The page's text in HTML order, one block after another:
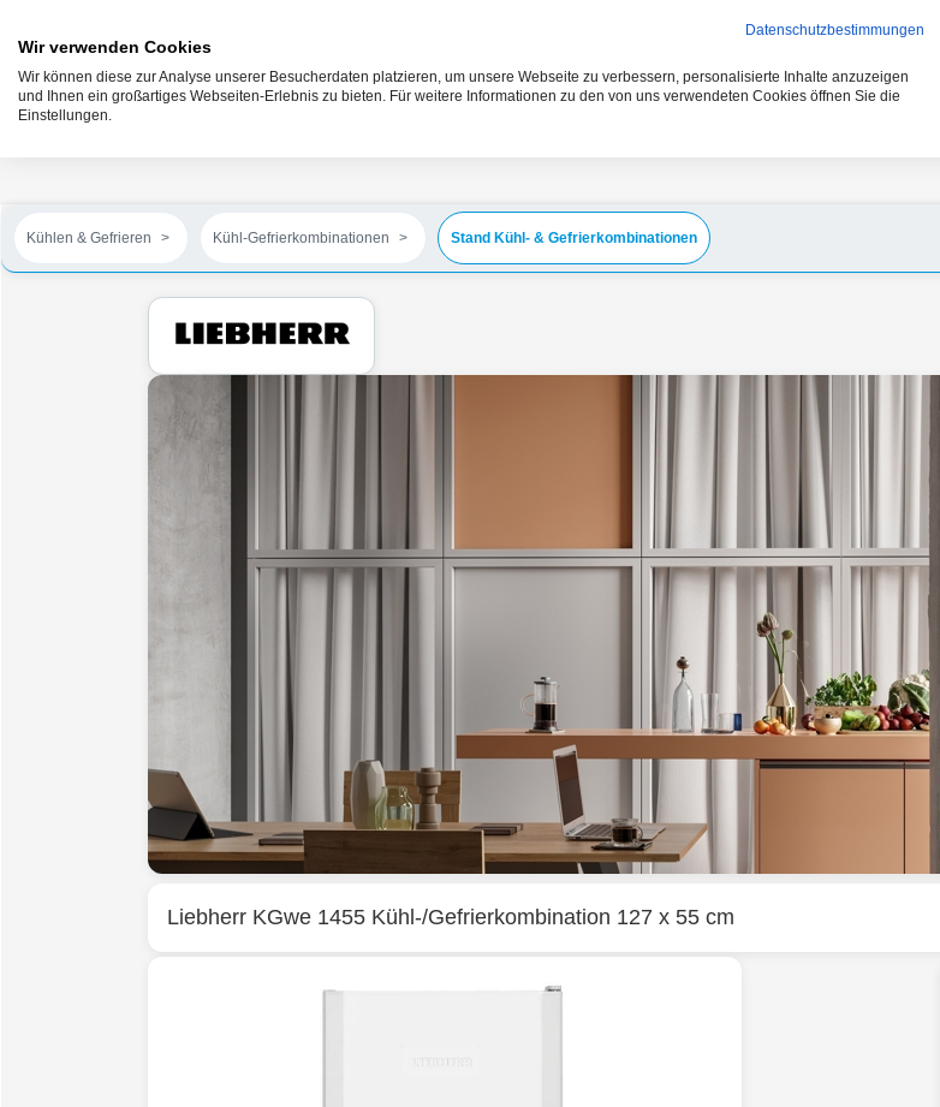
Kühlen & Gefrieren Kühl-Gefrierkombinationen Stand Kühl- & Gefrierkombinationen
Liebherr KGwe 1455 Kühl-/Gefrierkombination 127 x 55 cm
Datenschutzbestimmungen
Wir verwenden Cookies
Wir können diese zur Analyse unserer Besucherdaten platzieren, um unsere Webseite zu verbessern, personalisierte Inhalte anzuzeigen
und Ihnen ein großartiges Webseiten-Erlebnis zu bieten. Für weitere Informationen zu den von uns verwendeten Cookies öffnen Sie die
Einstellungen.